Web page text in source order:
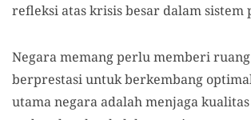
refleksi atas krisis besar dalam sistem
Negara memang perlu memberi
berprestasi untuk berkembang
utama negara adalah menjaga